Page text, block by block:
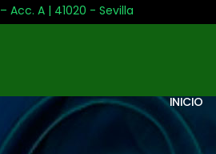
Acc. A | 41020 - Sevilla
INICIO